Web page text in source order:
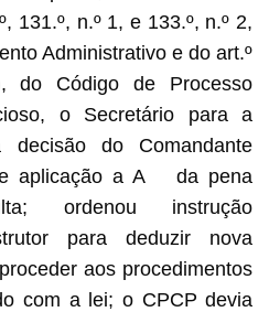
131.º, n.º 1, e 133.º, n.º 2,
Administrativo e do art.º
do Código de Processo
o Secretário para a
decisão do Comandante
aplicação a A da pena
ordenou instrução
para deduzir nova
aos procedimentos
com a lei; o CPCP devia